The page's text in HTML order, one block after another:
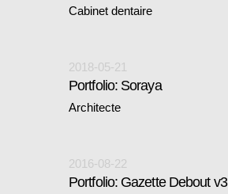
Cabinet dentaire
2018-05-21
Portfolio: Soraya
Architecte
2016-08-22
Portfolio: Gazette Debout v3